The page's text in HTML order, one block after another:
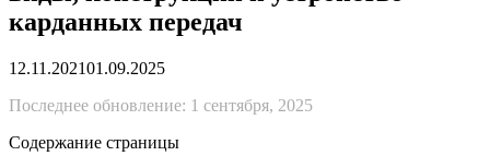
карданных передач
12.11.202101.09.2025
Последнее обновление: 1 сентября, 2025
Содержание страницы